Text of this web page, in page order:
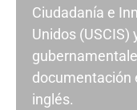
Ciudadanía e
Unidos (USCIS)
documentación
inglés.